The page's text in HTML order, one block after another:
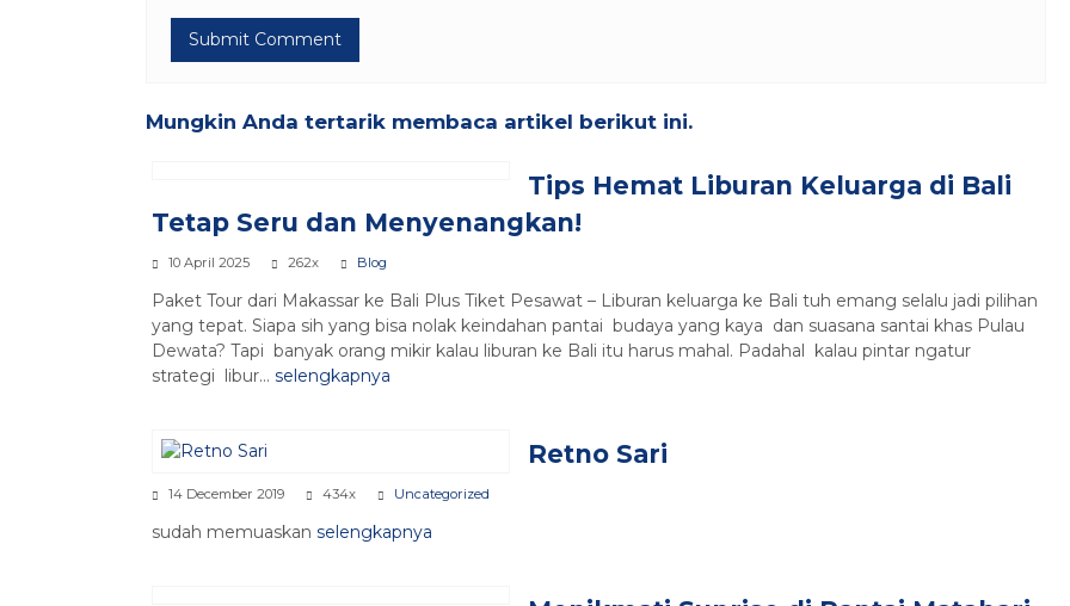
Mungkin Anda tertarik membaca artikel berikut ini.
Tips Hemat Liburan Keluarga di Bali
Tetap Seru dan Menyenangkan!
10 April 2025 262x Blog
Paket Tour dari Makassar ke Bali Plus Tiket Pesawat – Liburan keluarga ke Bali tuh emang selalu jadi pilihan
yang tepat. Siapa sih yang bisa nolak keindahan pantai budaya yang kaya dan suasana santai khas Pulau
Dewata? Tapi banyak orang mikir kalau liburan ke Bali itu harus mahal. Padahal kalau pintar ngatur
strategi libur... selengkapnya
Retno Sari
14 December 2019 434x Uncategorized
sudah memuaskan selengkapnya